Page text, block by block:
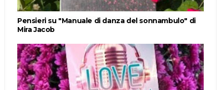
Pensieri su "Manuale di danza del sonnambulo" di
Mira Jacob